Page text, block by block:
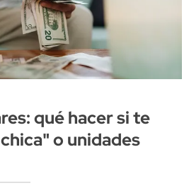
qué hacer si te
o unidades